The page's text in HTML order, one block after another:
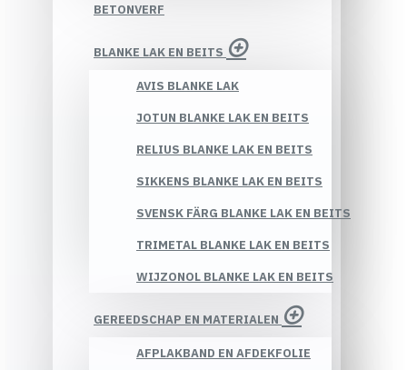
BETONVERF
BLANKE LAK EN BEITS
AVIS BLANKE LAK
JOTUN BLANKE LAK EN BEITS
RELIUS BLANKE LAK EN BEITS
SIKKENS BLANKE LAK EN BEITS
SVENSK FÄRG BLANKE LAK EN BEITS
TRIMETAL BLANKE LAK EN BEITS
WIJZONOL BLANKE LAK EN BEITS
GEREEDSCHAP EN MATERIALEN
AFPLAKBAND EN AFDEKFOLIE